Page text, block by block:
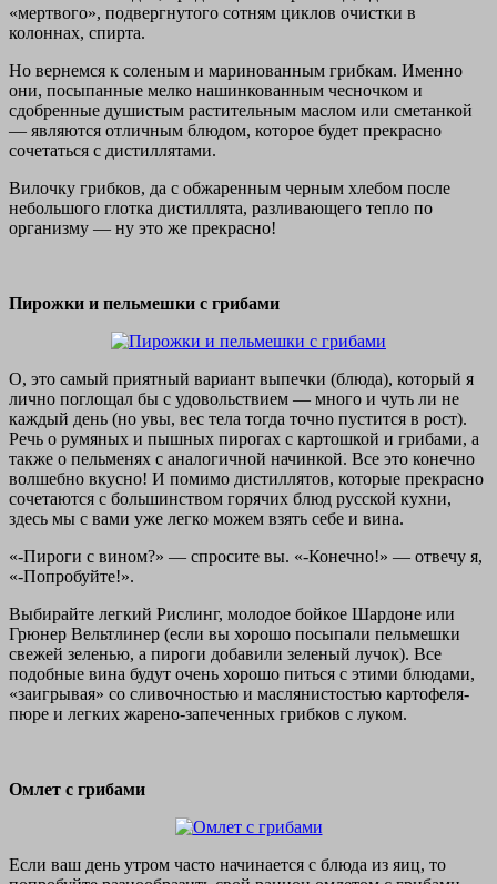
«мертвого», подвергнутого сотням циклов очистки в
колоннах, спирта.
Но вернемся к соленым и маринованным грибкам. Именно
они, посыпанные мелко нашинкованным чесночком и
сдобренные душистым растительным маслом или сметанкой
— являются отличным блюдом, которое будет прекрасно
сочетаться с дистиллятами.
Вилочку грибков, да с обжаренным черным хлебом после
небольшого глотка дистиллята, разливающего тепло по
организму — ну это же прекрасно!
Пирожки и пельмешки с грибами
О, это самый приятный вариант выпечки (блюда), который я
лично поглощал бы с удовольствием — много и чуть ли не
каждый день (но увы, вес тела тогда точно пустится в рост).
Речь о румяных и пышных пирогах с картошкой и грибами, а
также о пельменях с аналогичной начинкой. Все это конечно
волшебно вкусно! И помимо дистиллятов, которые прекрасно
сочетаются с большинством горячих блюд русской кухни,
здесь мы с вами уже легко можем взять себе и вина.
«-Пироги с вином?» — спросите вы. «-Конечно!» — отвечу я,
«-Попробуйте!».
Выбирайте легкий Рислинг, молодое бойкое Шардоне или
Грюнер Вельтлинер (если вы хорошо посыпали пельмешки
свежей зеленью, а пироги добавили зеленый лучок). Все
подобные вина будут очень хорошо питься с этими блюдами,
«заигрывая» со сливочностью и маслянистостью картофеля-
пюре и легких жарено-запеченных грибков с луком.
Омлет с грибами
Если ваш день утром часто начинается с блюда из яиц, то